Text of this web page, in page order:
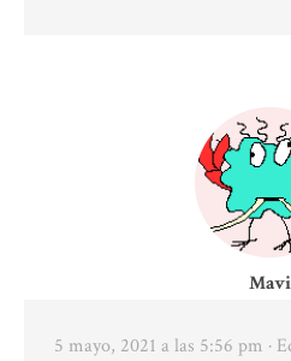
Mavi
5 mayo, 2021 a las 5:56 pm ·